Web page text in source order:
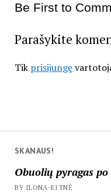
SKANAUS!
Obuolių pyragas
BY ILONA-EITNĖ
Be First to
Parašykite
Tik prisijungę